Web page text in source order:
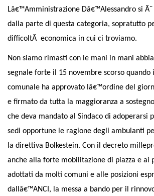
Lâ€™Amministrazione Dâ€™Alessandro si
dalla parte di questa categoria, sopratutto
difficoltÃ economica in cui ci troviamo.
Non siamo rimasti con le mani in mani
segnale forte il 15 novembre scorso quando
comunale ha approvato lâ€™ordine del
e firmato da tutta la maggioranza a
che deva mandato al Sindaco di adoperarsi
sedi opportune le ragione degli ambulanti
la direttiva Bolkestein. Con il decreto
anche alla forte mobilitazione di piazza e ai
adottati da molti comuni e alle posizioni
dallâ€™ANCI, la messa a bando per il